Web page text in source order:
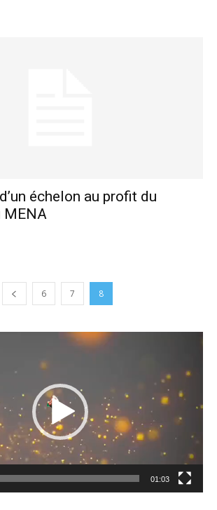
échelon au profit du
MENA
6 7 8
01:03